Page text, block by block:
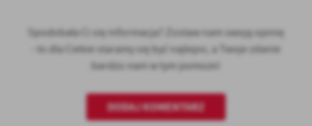
Spodobała Ci się informacja? Zostaw nam swoją opinię
- to dla Ciebie staramy się być najlepsi, a Twoje zdanie
bardzo nam w tym pomoże!
DODAJ KOMENTARZ